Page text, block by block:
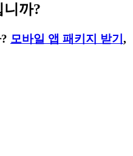
까?
모바일 앱 패키지 받기 ,